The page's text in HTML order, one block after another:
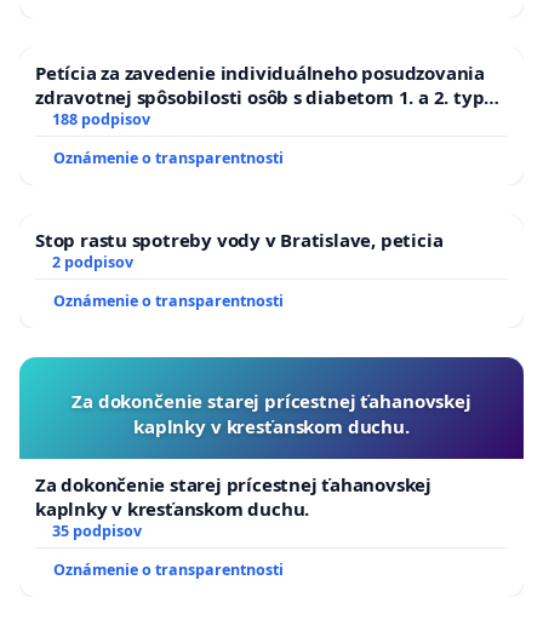
Petícia za zavedenie individuálneho posudzovania
zdravotnej spôsobilosti osôb s diabetom 1. a 2. typu
pri prijímaní do Policajného zboru SR
188 podpisov
Oznámenie o transparentnosti
Stop rastu spotreby vody v Bratislave, peticia
2 podpisov
Oznámenie o transparentnosti
Za dokončenie starej prícestnej ťahanovskej
kaplnky v kresťanskom duchu.
Za dokončenie starej prícestnej ťahanovskej
kaplnky v kresťanskom duchu.
35 podpisov
Oznámenie o transparentnosti